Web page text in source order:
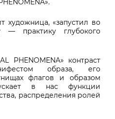
художница, «запустил во
— практику глубокого
PHENOMENA» контраст
образа, его
флагов и образом
в нас функции
распределения ролей